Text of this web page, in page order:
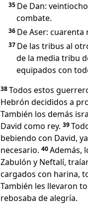
35 De Dan:
combate.
36 De Aser:
37 De las tribus al
de la media tribu
equipados con
38Todos estos
Hebrón decididos a
También los demás
David como rey. 39
bebiendo con David,
necesario. 40Además,
Zabulón y Neftalí,
cargados con harina,
También les llevaron
rebosaba de alegría.